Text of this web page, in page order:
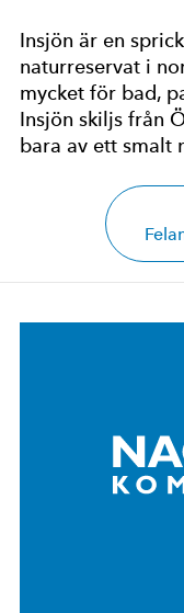
Insjön är en
naturreservat i
mycket för bad,
Insjön skiljs från
bara av ett smalt